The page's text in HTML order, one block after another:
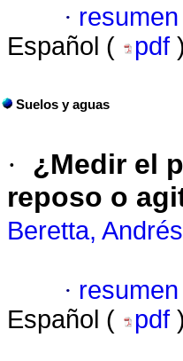
·
Español (
pdf )
Suelos y aguas
·
¿Medir el
reposo o
Beretta, Andrés
·
Español (
pdf )